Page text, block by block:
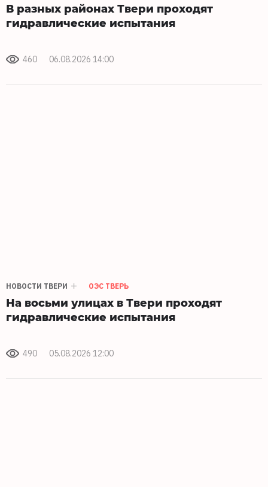
В разных районах Твери проходят
гидравлические испытания
460 06.08.2026 14:00
НОВОСТИ ТВЕРИ ОЭС ТВЕРЬ
На восьми улицах в Твери проходят
гидравлические испытания
490 05.08.2026 12:00